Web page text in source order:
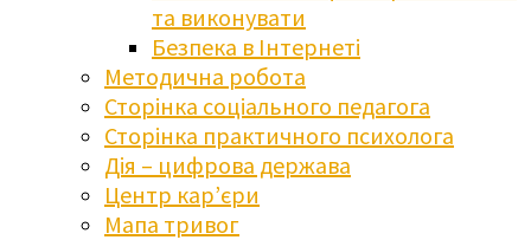
та виконувати
Безпека в Інтернеті
Методична робота
Сторінка соціального педагога
Сторінка практичного психолога
Дія – цифрова держава
Центр кар’єри
Мапа тривог